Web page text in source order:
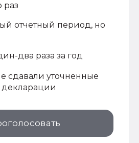
раз
отчетный период, но
два раза за год
сдавали уточненные
декларации